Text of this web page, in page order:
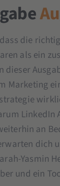
die
als ein
dieser
Marketing
LinkedIn
an
dich
Yasmin
und ein